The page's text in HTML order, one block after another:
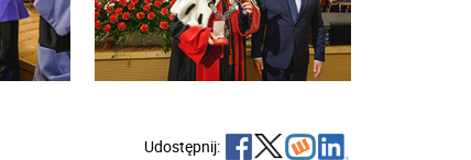
Udostępnij: